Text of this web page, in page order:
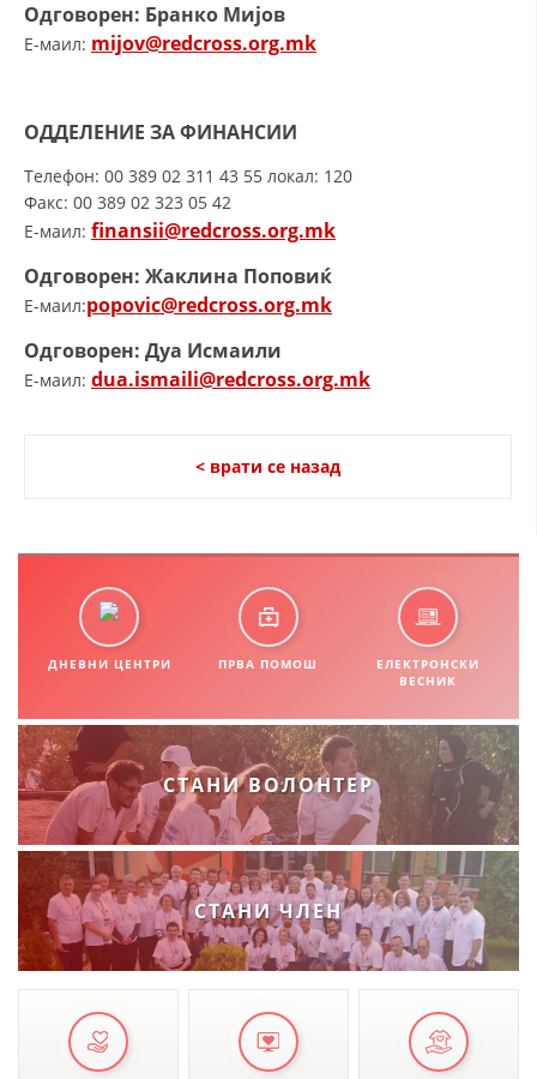
Одговорен: Бранко Мијов
E-маил: mijov@redcross.org.mk
ОДДЕЛЕНИЕ ЗА ФИНАНСИИ
Телефон: 00 389 02 311 43 55 локал: 120
Факс: 00 389 02 323 05 42
E-маил: finansii@redcross.org.mk
Одговорен: Жаклина Поповиќ
E-маил:popovic@redcross.org.mk
Одговорен: Дуа Исмаили
E-маил: dua.ismaili@redcross.org.mk
< врати се назад
ДНЕВНИ ЦЕНТРИ ПРВА ПОМОШ
ЕЛЕКТРОНСКИ
ВЕСНИК
СТАНИ ВОЛОНТЕР
СТАНИ ЧЛЕН